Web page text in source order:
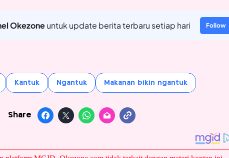
Okezoneuntuk update berita terbaru setiap hari Follow
Kantuk Ngantuk Makanan bikin ngantuk
Share